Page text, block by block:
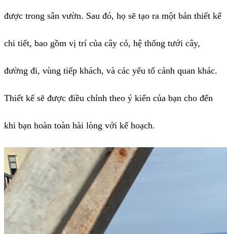
được trong sân vườn. Sau đó, họ sẽ tạo ra một bản thiết kế
chi tiết, bao gồm vị trí của cây cỏ, hệ thống tưới cây,
đường đi, vùng tiếp khách, và các yếu tố cảnh quan khác.
Thiết kế sẽ được điều chỉnh theo ý kiến của bạn cho đến
khi bạn hoàn toàn hài lòng với kế hoạch.